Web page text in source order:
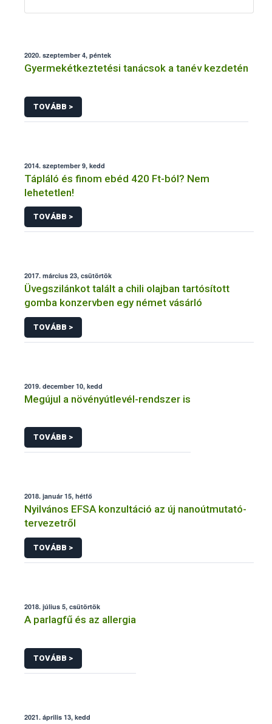
2020. szeptember 4, péntek
Gyermekétkeztetési tanácsok a tanév kezdetén
TOVÁBB >
2014. szeptember 9, kedd
Tápláló és finom ebéd 420 Ft-ból? Nem
lehetetlen!
TOVÁBB >
2017. március 23, csütörtök
Üvegszilánkot talált a chili olajban tartósított
gomba konzervben egy német vásárló
TOVÁBB >
2019. december 10, kedd
Megújul a növényútlevél-rendszer is
TOVÁBB >
2018. január 15, hétfő
Nyilvános EFSA konzultáció az új nanoútmutató-
tervezetről
TOVÁBB >
2018. július 5, csütörtök
A parlagfű és az allergia
TOVÁBB >
2021. április 13, kedd